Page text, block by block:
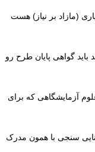
(مازاد بر نیاز) هست
گواهی پایان طرح رو
آزمایشگاهی که برای
سنجی با همون مدرک